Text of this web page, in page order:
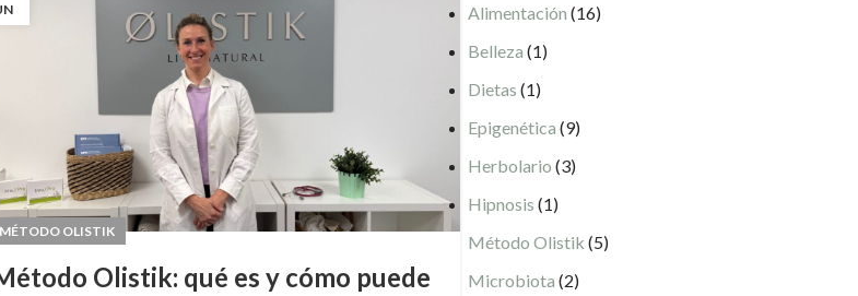
MÉTODO OLISTIK
Olistik: qué es y cómo puede
Alimentación (16)
Belleza (1)
Dietas (1)
Epigenética (9)
Herbolario (3)
Hipnosis (1)
Método Olistik (5)
Microbiota (2)